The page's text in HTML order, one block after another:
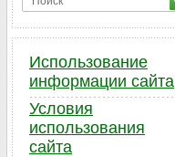
Использование
информации сайта
Условия
использования
сайта